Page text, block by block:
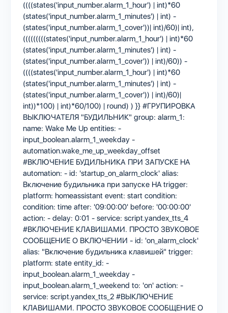
((((states('input_number.alarm_1_hour') | int)*60
(states('input_number.alarm_1_minutes') | int) -
(states('input_number.alarm_1_cover'))| int)/60)| int),
(((((((((states('input_number.alarm_1_hour') | int)*60
(states('input_number.alarm_1_minutes') | int) -
(states('input_number.alarm_1_cover')) | int)/60)) -
((((states('input_number.alarm_1_hour') | int)*60
(states('input_number.alarm_1_minutes') | int) -
(states('input_number.alarm_1_cover')) | int)/60)|
int))*100) | int)*60/100) | round) ) }} #ГРУПИРОВКА
ВЫКЛЮЧАТЕЛЯ "БУДИЛЬНИК" group: alarm_1:
name: Wake Me Up entities: -
input_boolean.alarm_1_weekday -
automation.wake_me_up_weekday_offset
#ВКЛЮЧЕНИЕ БУДИЛЬНИКА ПРИ ЗАПУСКЕ HA
automation: - id: 'startup_on_alarm_clock' alias:
Включение будильника при запуске HA trigger:
platform: homeassistant event: start condition:
condition: time after: '09:00:00' before: '00:00:00'
action: - delay: 0:01 - service: script.yandex_tts_4
#ВКЛЮЧЕНИЕ КЛАВИШАМИ. ПРОСТО ЗВУКОВОЕ
СООБЩЕНИЕ О ВКЛЮЧЕНИИ - id: 'on_alarm_clock'
alias: "Включение будильника клавишей" trigger:
platform: state entity_id: -
input_boolean.alarm_1_weekday -
input_boolean.alarm_1_weekend to: 'on' action: -
service: script.yandex_tts_2 #ВЫКЛЮЧЕНИЕ
КЛАВИШАМИ. ПРОСТО ЗВУКОВОЕ СООБЩЕНИЕ О